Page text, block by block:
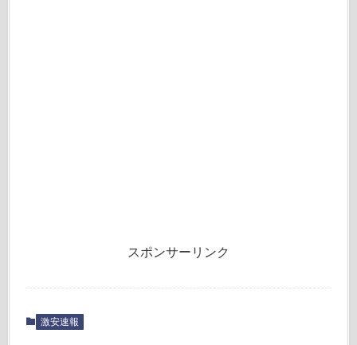
スポンサーリンク
激安速報